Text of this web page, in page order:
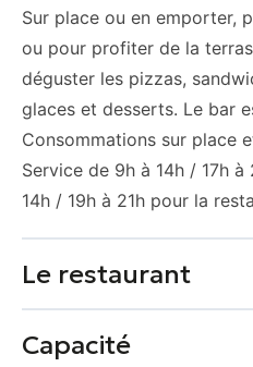
Sur place ou en emporter,
ou pour profiter de la
déguster les pizzas,
glaces et desserts. Le bar
Consommations sur place
Service de 9h à 14h / 17h
14h / 19h à 21h pour la
Le restaurant
Capacité